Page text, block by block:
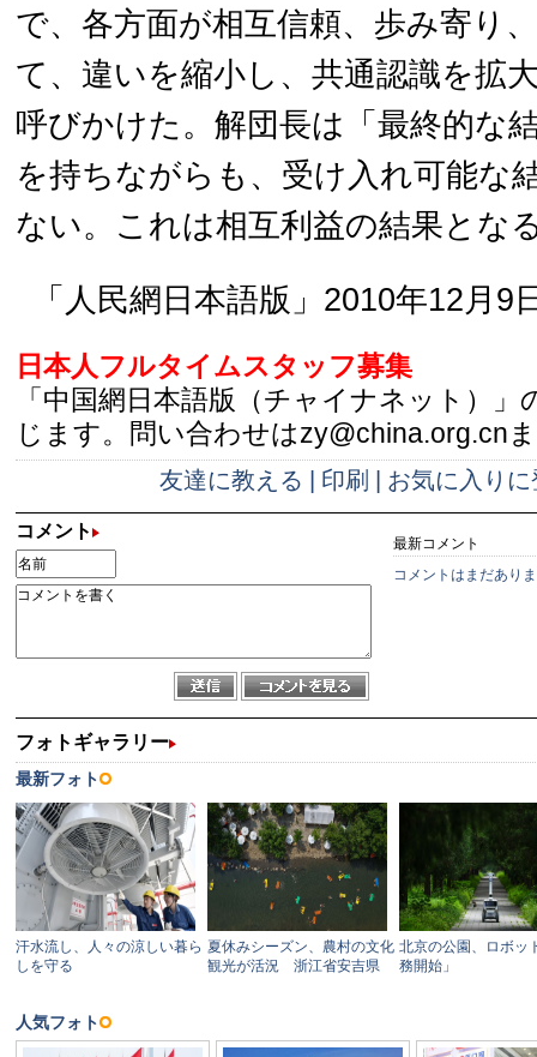
で、各方面が相互信頼、歩み寄り
て、違いを縮小し、共通認識を拡
呼びかけた。解団長は「最終的な
を持ちながらも、受け入れ可能な
ない。これは相互利益の結果とな
「人民網日本語版」2010年12月9
日本人フルタイムスタッフ募集
「中国網日本語版（チャイナネット）」
じます。問い合わせはzy@china.org.cn
友達に教える 印刷 お気に入りに
コメント
最新コメント
コメントはまだあり